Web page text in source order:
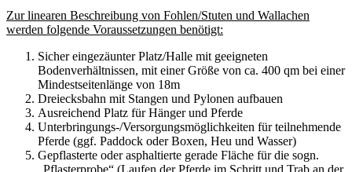
Zur linearen Beschreibung von Fohlen/Stuten und Wallachen
werden folgende Voraussetzungen benötigt:
Sicher eingezäunter Platz/Halle mit geeigneten
Bodenverhältnissen, mit einer Größe von ca. 400 qm bei einer
Mindestseitenlänge von 18m
Dreiecksbahn mit Stangen und Pylonen aufbauen
Ausreichend Platz für Hänger und Pferde
Unterbringungs-/Versorgungsmöglichkeiten für teilnehmende
Pferde (ggf. Paddock oder Boxen, Heu und Wasser)
Gepflasterte oder asphaltierte gerade Fläche für die sogn.
„Pflasterprobe“ (Laufen der Pferde im Schritt und Trab an der